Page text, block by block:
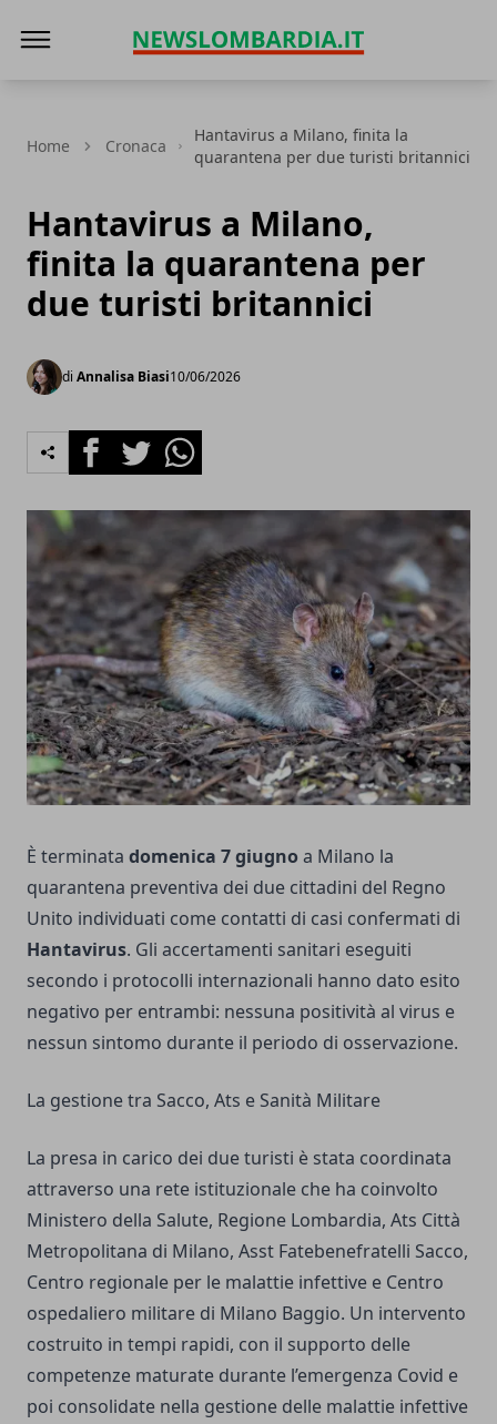
Home Cronaca
Hantavirus a Milano, finita la
quarantena per due turisti britannici
Hantavirus a Milano,
finita la quarantena per
due turisti britannici
di Annalisa Biasi10/06/2026
FacebookTwitterWhatsapp
È terminata domenica 7 giugno a Milano la
quarantena preventiva dei due cittadini del Regno
Unito individuati come contatti di casi confermati di
Hantavirus. Gli accertamenti sanitari eseguiti
secondo i protocolli internazionali hanno dato esito
negativo per entrambi: nessuna positività al virus e
nessun sintomo durante il periodo di osservazione.
La gestione tra Sacco, Ats e Sanità Militare
La presa in carico dei due turisti è stata coordinata
attraverso una rete istituzionale che ha coinvolto
Ministero della Salute, Regione Lombardia, Ats Città
Metropolitana di Milano, Asst Fatebenefratelli Sacco,
Centro regionale per le malattie infettive e Centro
ospedaliero militare di Milano Baggio. Un intervento
costruito in tempi rapidi, con il supporto delle
competenze maturate durante l’emergenza Covid e
poi consolidate nella gestione delle malattie infettive